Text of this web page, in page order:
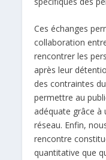
Ces échanges
collaboration
rencontrer les
après leur
des contraintes
permettre au
adéquate grâce à
réseau. Enfin,
rencontre
quantitative que